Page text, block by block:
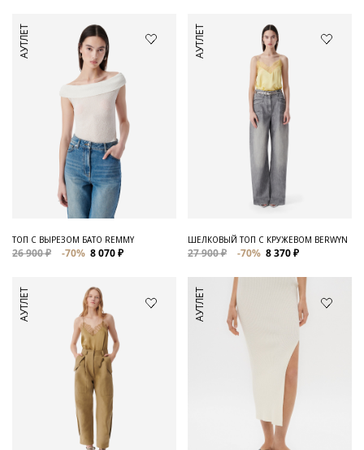
АУТЛЕТ
ТОП С ВЫРЕЗОМ БАТО REMMY
26 900 ₽ -70% 8 070 ₽
АУТЛЕТ
ШЕЛКОВЫЙ ТОП С КРУЖЕВОМ BERWYN
27 900 ₽ -70% 8 370 ₽
АУТЛЕТ АУТЛЕТ